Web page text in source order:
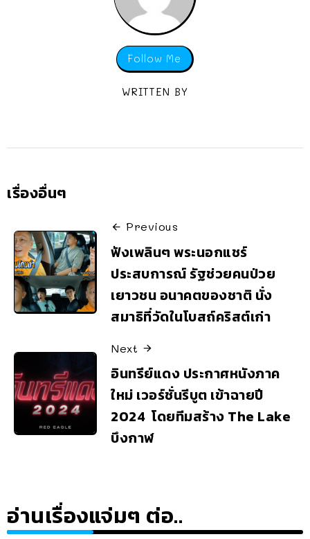
Follow Me
WRITTEN BY
เรื่องอื่นๆ
Previous
ฟังเพลินๆ พระนอกแชร์
ประสบการณ์ รัฐช่วยคนป่วย
เยาวชน อนาคตของชาติ นั่ง
สมาธิที่วัดในโบสถ์คริสต์เก่า
Next
อินทรีย์แดง ประกาศหนังภาค
ใหม่ เวอร์ชั่นรีบูต เข้าฉายปี
2024 โดยทีมสร้าง The Lake
บึงกาฬ
อ่านเรื่องแจ่มๆ ต่อ..